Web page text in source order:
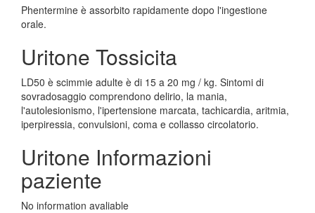
Phentermine è assorbito rapidamente dopo l'ingestione
orale.
Uritone Tossicita
LD50 è scimmie adulte è di 15 a 20 mg / kg. Sintomi di
sovradosaggio comprendono delirio, la mania,
l'autolesionismo, l'ipertensione marcata, tachicardia, aritmia,
iperpiressia, convulsioni, coma e collasso circolatorio.
Uritone Informazioni
paziente
No information avaliable